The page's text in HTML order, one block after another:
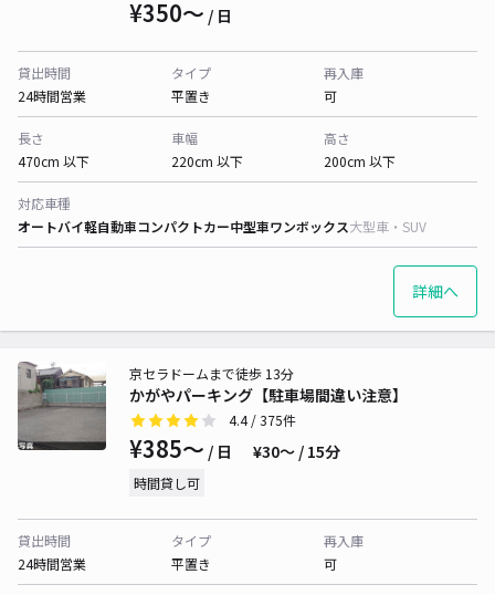
¥350〜 / 日
貸出時間
24時間営業
タイプ
平置き
再入庫
可
長さ
470cm 以下
車幅
220cm 以下
高さ
200cm 以下
対応車種
オートバイ軽自動車コンパクトカー中型車ワンボックス大型車・SUV
詳細へ
かがやパーキング【駐車場間違い注意】
京セラドームまで徒歩 13分
4.4/ 375件
¥385〜 / 日 ¥30〜 / 15分
時間貸し可
貸出時間
24時間営業
タイプ
平置き
再入庫
可